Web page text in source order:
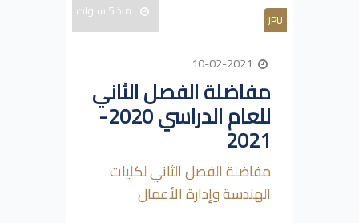
JPU منذ 5 سنوات
مفاضلة الفصل الثاني
للعام الدراسي 2020-
2021
مفاضلة الفصل الثاني لكليات
الهندسة وإدارة الأعمال